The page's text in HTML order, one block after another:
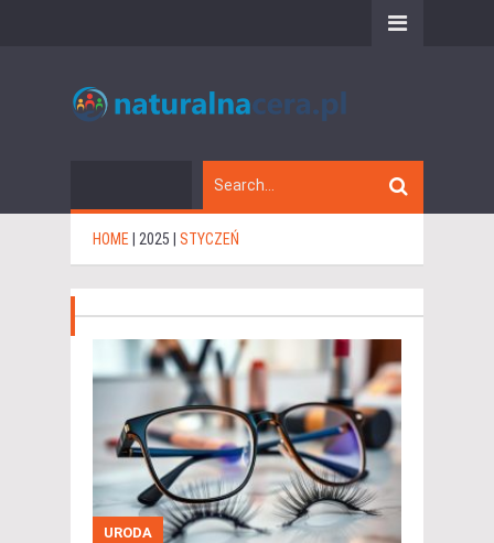
HOME 2025 STYCZEŃ
URODA